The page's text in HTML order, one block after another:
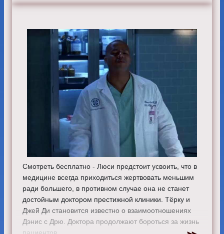
Смотреть бесплатно - Люси предстоит усвоить, что в
медицине всегда приходиться жертвовать меньшим
ради большего, в противном случае она не станет
достойным доктором престижной клиники. Тёрку и
Джей Ди становится известно о взаимоотношениях
Дэнис с Дрю. Доктора продолжают бороться за жизнь
пациентов.